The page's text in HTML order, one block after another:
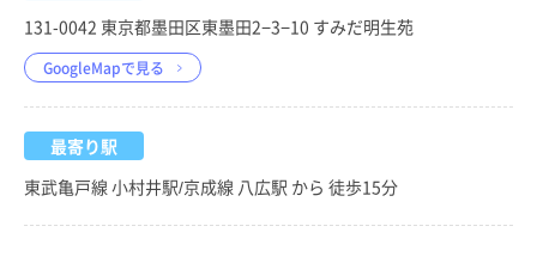
131-0042 東京都墨田区東墨田2−3−10 すみだ明生苑
GoogleMapで見る
最寄り駅
東武亀戸線 小村井駅/京成線 八広駅 から 徒歩15分